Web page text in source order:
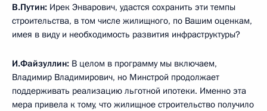
В.Путин: Ирек Энварович, удастся сохранить эти темпы
строительства, в том числе жилищного, по Вашим оценкам,
имея в виду и необходимость развития инфраструктуры?
И.Файзуллин: В целом в программу мы включаем,
Владимир Владимирович, но Минстрой продолжает
поддерживать реализацию льготной ипотеки. Именно эта
мера привела к тому, что жилищное строительство получило